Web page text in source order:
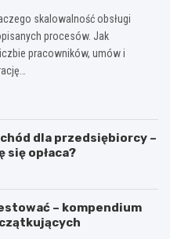
skalowalność obsługi
procesów. Jak
pracowników, umów i
dla przedsiębiorcy –
się opłaca?
– kompendium